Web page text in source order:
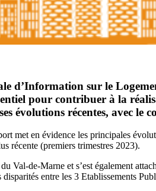
d’Information sur leL
pour contribuer à la
ses évolutions récentes, avec le
met en évidence les principales
récente (premiers trimestres 2023).
du Val-de-Marne et s’est également
disparités entre les 3 Etablissements